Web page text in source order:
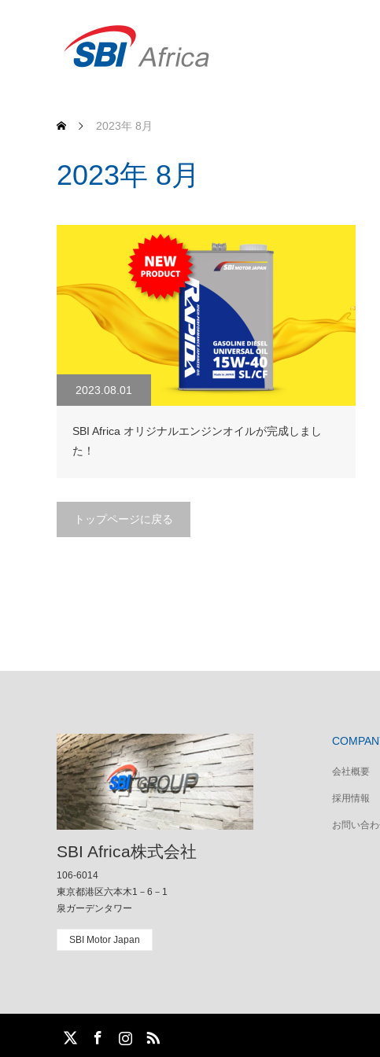
2023年 8月
2023年 8月
2023.08.01
SBI Africa オリジナルエンジンオイルが完成しまし
た！
トップページに戻る
会社概要
採用情報
お問い合
SBI Africa株式会社
106-6014
東京都港区六本木1－6－1
泉ガーデンタワー
SBI Motor Japan